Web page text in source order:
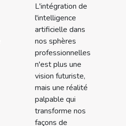
L'intégration de
l'intelligence
artificielle dans
nos sphères
professionnelles
n'est plus une
vision futuriste,
mais une réalité
palpable qui
transforme nos
façons de